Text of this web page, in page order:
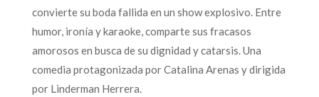
convierte su boda fallida en un show explosivo. Entre
humor, ironía y karaoke, comparte sus fracasos
amorosos en busca de su dignidad y catarsis. Una
comedia protagonizada por Catalina Arenas y dirigida
por Linderman Herrera.